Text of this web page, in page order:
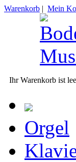
Warenkorb | Mein
Ihr Warenkorb ist
Orgel